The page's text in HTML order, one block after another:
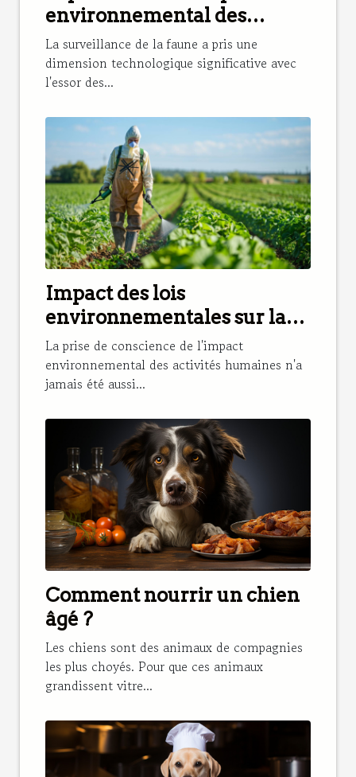
environnemental des
caméras de chasse
La surveillance de la faune a pris une
dimension technologique significative avec
l'essor des...
Impact des lois
environnementales sur la
réduction des pesticides
La prise de conscience de l'impact
environnemental des activités humaines n'a
jamais été aussi...
Comment nourrir un chien
âgé ?
Les chiens sont des animaux de compagnies
les plus choyés. Pour que ces animaux
grandissent vitre...